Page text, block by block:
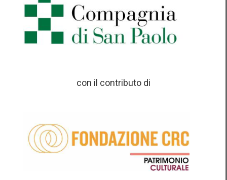
con il contributo di